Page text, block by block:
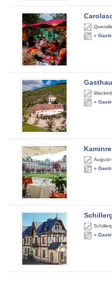
»
»
»
»